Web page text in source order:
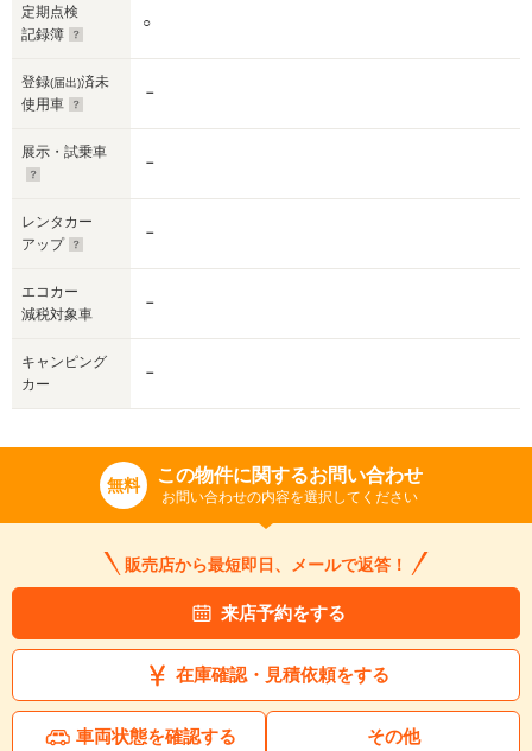
定期点検
記録簿
○
登録(届出)済未
使用車
－
展示・試乗車
－
レンタカー
アップ
－
エコカー
減税対象車
－
キャンピング
カー
－
無料 この物件に関するお問い合わせ
お問い合わせの内容を選択してください
販売店から最短即日、メールで返答！
来店予約をする
在庫確認・見積依頼をする
車両状態を確認する その他